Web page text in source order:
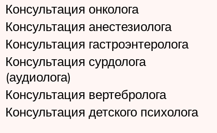
Консультация онколога
Консультация анестезиолога
Консультация гастроэнтеролога
Консультация сурдолога
(аудиолога)
Консультация вертебролога
Консультация детского психолога